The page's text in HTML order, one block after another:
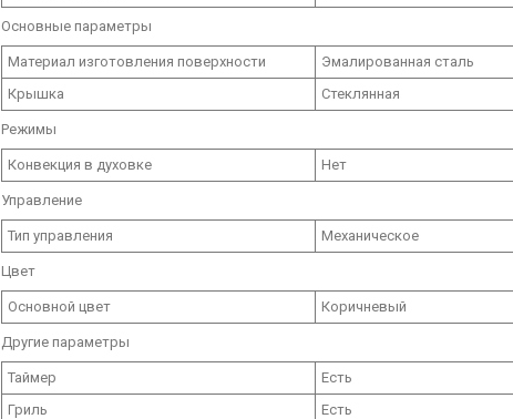
Основные параметры
Материал изготовления поверхности
Эмалированная сталь
Крышка
Стеклянная
Режимы
Конвекция в духовке Нет
Управление
Тип управления Механическое
Цвет
Основной цвет Коричневый
Другие параметры
Таймер
Есть
Гриль
Есть